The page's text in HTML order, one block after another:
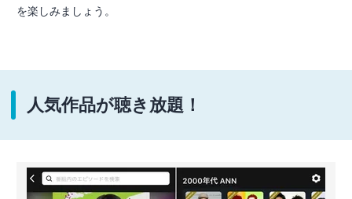
を楽しみましょう。
人気作品が聴き放題！